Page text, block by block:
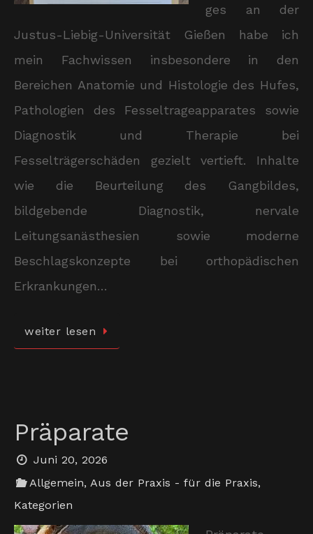
ges an der
Justus-Liebig-Universität Gießen habe ich
mein Fachwissen insbesondere in den
Bereichen Anatomie und Histologie des Hufes,
Pathologien des Fesseltrageapparates sowie
Diagnostik und Therapie bei
Fesselträgerschäden gezielt vertieft. Inhalte
wie die Beurteilung des Gangbildes,
bildgebende Diagnostik, nervale
Leitungsanästhesien sowie moderne
Beschlagskonzepte bei orthopädischen
Erkrankungen…
weiter lesen
Präparate
Juni 20, 2026
Allgemein,Aus der Praxis - für die Praxis,
Kategorien